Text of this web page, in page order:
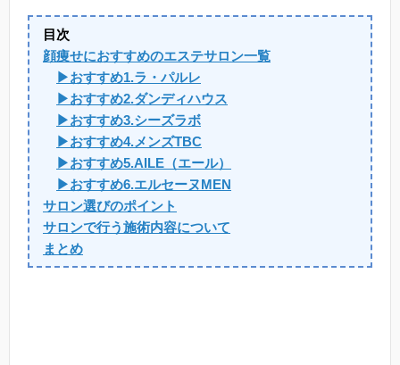
目次
顔痩せにおすすめのエステサロン一覧
▶おすすめ1.ラ・パルレ
▶おすすめ2.ダンディハウス
▶おすすめ3.シーズラボ
▶おすすめ4.メンズTBC
▶おすすめ5.AILE（エール）
▶おすすめ6.エルセーヌMEN
サロン選びのポイント
サロンで行う施術内容について
まとめ